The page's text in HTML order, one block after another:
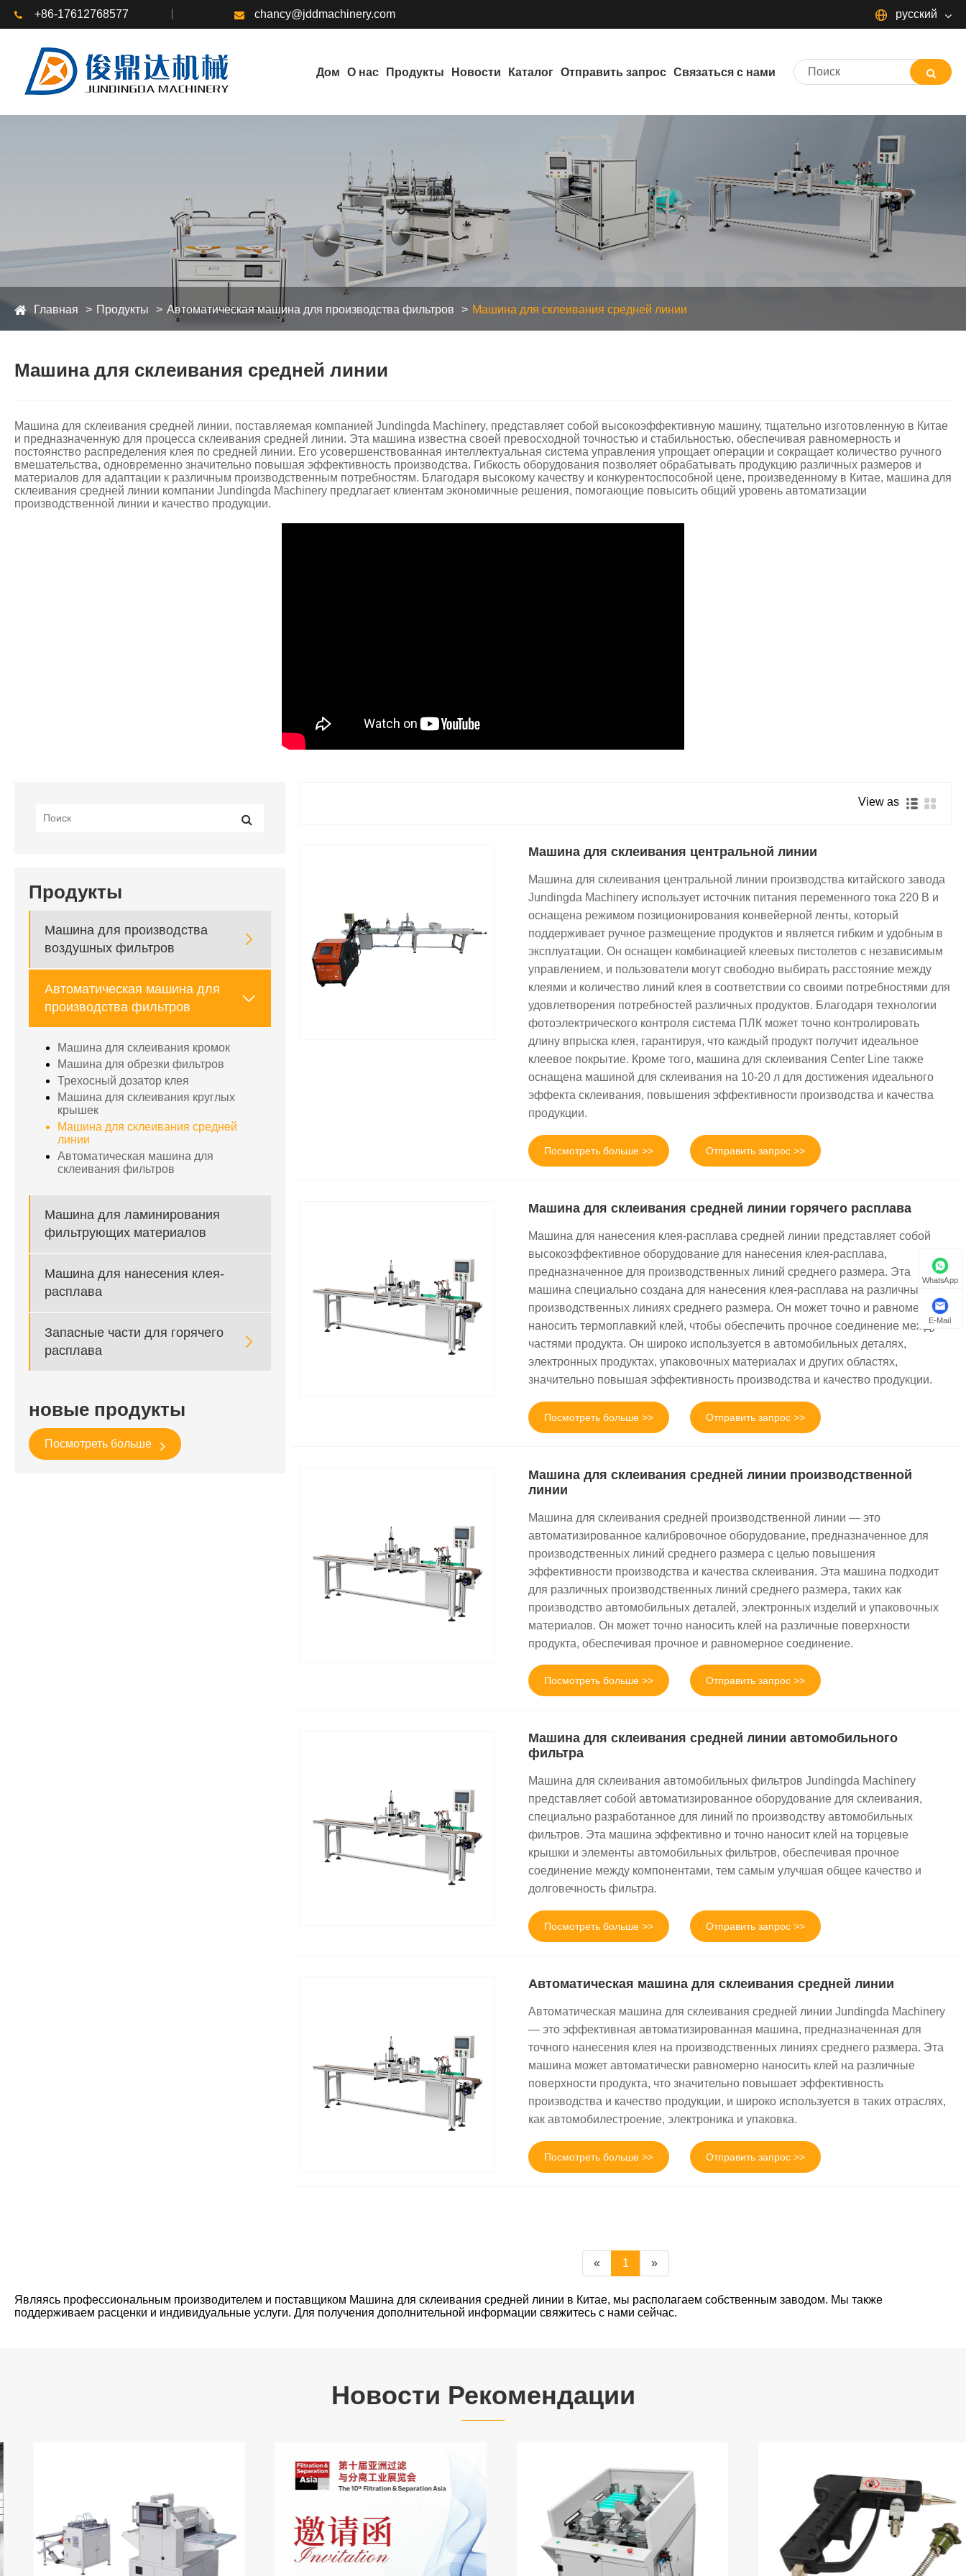
+86-17612768577 chancy@jddmachinery.com русский
Français 日本語 Deutsch
Italiano Nederlands ภาษาไทย
Svenska magyar
বাংলা ভাষার Dansk Suomi
Pilipino Türkçe Gaeilge
தமிழ் తెలుగు नेपाली
Lietuvos Eesti Keel Română
मराठी Srpski језик
Дом О нас Продукты Новости Каталог Отправить запрос Связаться с нами
Главная Продукты Автоматическая машина для производства фильтров Машина для склеивания средней линии
Машина для склеивания средней линии
Машина для склеивания средней линии, поставляемая компанией Jundingda Machinery, представляет собой высокоэффективную машину, тщательно изготовленную в Китае
и предназначенную для процесса склеивания средней линии. Эта машина известна своей превосходной точностью и стабильностью, обеспечивая равномерность и
постоянство распределения клея по средней линии. Его усовершенствованная интеллектуальная система управления упрощает операции и сокращает количество ручного
вмешательства, одновременно значительно повышая эффективность производства. Гибкость оборудования позволяет обрабатывать продукцию различных размеров и
материалов для адаптации к различным производственным потребностям. Благодаря высокому качеству и конкурентоспособной цене, произведенному в Китае, машина для
склеивания средней линии компании Jundingda Machinery предлагает клиентам экономичные решения, помогающие повысить общий уровень автоматизации
производственной линии и качество продукции.
Продукты
Машина для производства
воздушных фильтров

Автоматическая машина для
производства фильтров

Машина для склеивания кромок
Машина для обрезки фильтров
Трехосный дозатор клея
Машина для склеивания круглых
крышек
Машина для склеивания средней
линии
Автоматическая машина для
склеивания фильтров
Машина для ламинирования
фильтрующих материалов
Машина для нанесения клея-
расплава
Запасные части для горячего
расплава

новые продукты
Посмотреть больше
View as
Машина для склеивания центральной линии
Машина для склеивания центральной линии производства китайского завода
Jundingda Machinery использует источник питания переменного тока 220 В и
оснащена режимом позиционирования конвейерной ленты, который
поддерживает ручное размещение продуктов и является гибким и удобным в
эксплуатации. Он оснащен комбинацией клеевых пистолетов с независимым
управлением, и пользователи могут свободно выбирать расстояние между
клеями и количество линий клея в соответствии со своими потребностями для
удовлетворения потребностей различных продуктов. Благодаря технологии
фотоэлектрического контроля система ПЛК может точно контролировать
длину впрыска клея, гарантируя, что каждый продукт получит идеальное
клеевое покрытие. Кроме того, машина для склеивания Center Line также
оснащена машиной для склеивания на 10-20 л для достижения идеального
эффекта склеивания, повышения эффективности производства и качества
продукции.
Посмотреть больше >> Отправить запрос >>
Машина для склеивания средней линии горячего расплава
Машина для нанесения клея-расплава средней линии представляет собой
высокоэффективное оборудование для нанесения клея-расплава,
предназначенное для производственных линий среднего размера. Эта
машина специально создана для нанесения клея-расплава на различных
производственных линиях среднего размера. Он может точно и равномерно
наносить термоплавкий клей, чтобы обеспечить прочное соединение между
частями продукта. Он широко используется в автомобильных деталях,
электронных продуктах, упаковочных материалах и других областях,
значительно повышая эффективность производства и качество продукции.
Посмотреть больше >> Отправить запрос >>
Машина для склеивания средней линии производственной
линии
Машина для склеивания средней производственной линии — это
автоматизированное калибровочное оборудование, предназначенное для
производственных линий среднего размера с целью повышения
эффективности производства и качества склеивания. Эта машина подходит
для различных производственных линий среднего размера, таких как
производство автомобильных деталей, электронных изделий и упаковочных
материалов. Он может точно наносить клей на различные поверхности
продукта, обеспечивая прочное и равномерное соединение.
Посмотреть больше >> Отправить запрос >>
Машина для склеивания средней линии автомобильного
фильтра
Машина для склеивания автомобильных фильтров Jundingda Machinery
представляет собой автоматизированное оборудование для склеивания,
специально разработанное для линий по производству автомобильных
фильтров. Эта машина эффективно и точно наносит клей на торцевые
крышки и элементы автомобильных фильтров, обеспечивая прочное
соединение между компонентами, тем самым улучшая общее качество и
долговечность фильтра.
Посмотреть больше >> Отправить запрос >>
Автоматическая машина для склеивания средней линии
Автоматическая машина для склеивания средней линии Jundingda Machinery
— это эффективная автоматизированная машина, предназначенная для
точного нанесения клея на производственных линиях среднего размера. Эта
машина может автоматически равномерно наносить клей на различные
поверхности продукта, что значительно повышает эффективность
производства и качество продукции, и широко используется в таких отраслях,
как автомобилестроение, электроника и упаковка.
Посмотреть больше >> Отправить запрос >>
« 1 »
Являясь профессиональным производителем и поставщиком Машина для склеивания средней линии в Китае, мы располагаем собственным заводом. Мы также
поддерживаем расценки и индивидуальные услуги. Для получения дополнительной информации свяжитесь с нами сейчас.
Новости Рекомендации
WhatsApp
E-Mail